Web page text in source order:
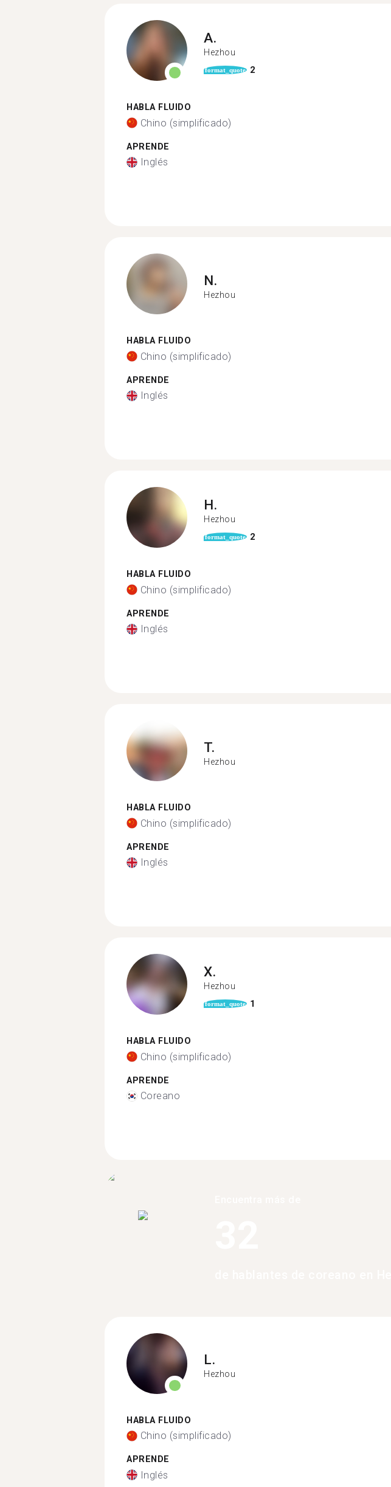
A.
Hezhou
format_quote 2
HABLA FLUIDO
Chino (simplificado)
APRENDE
Inglés
N.
Hezhou
HABLA FLUIDO
Chino (simplificado)
APRENDE
Inglés
H.
Hezhou
format_quote 2
HABLA FLUIDO
Chino (simplificado)
APRENDE
Inglés
T.
Hezhou
HABLA FLUIDO
Chino (simplificado)
APRENDE
Inglés
X.
Hezhou
format_quote 1
HABLA FLUIDO
Chino (simplificado)
APRENDE
Coreano
L.
Hezhou
HABLA FLUIDO
Chino (simplificado)
APRENDE
Inglés